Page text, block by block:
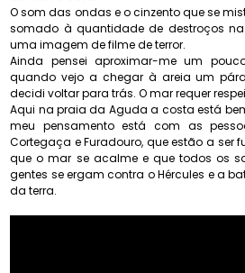
O som das ondas e o cinzento que se
somado à quantidade de destroços
uma imagem de filme de terror.
Ainda pensei aproximar-me um
quando vejo a chegar à areia um
decidi voltar para trás. O mar requer
Aqui na praia da Aguda a costa está
meu pensamento está com as
Cortegaça e Furadouro, que estão a ser
que o mar se acalme e que todos os
gentes se ergam contra o Hércules e a
da terra.